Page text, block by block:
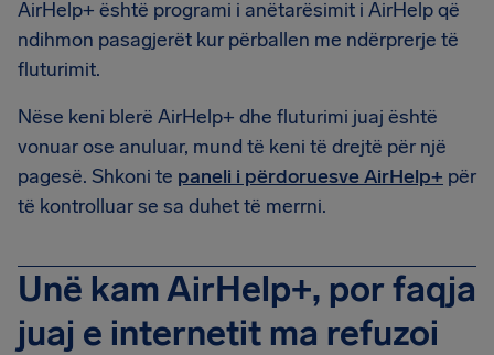
AirHelp+ është programi i anëtarësimit i AirHelp që
ndihmon pasagjerët kur përballen me ndërprerje të
fluturimit.
Nëse keni blerë AirHelp+ dhe fluturimi juaj është
vonuar ose anuluar, mund të keni të drejtë për një
pagesë. Shkoni te paneli i përdoruesve AirHelp+ për
të kontrolluar se sa duhet të merrni.
Unë kam AirHelp+, por faqja
juaj e internetit ma refuzoi